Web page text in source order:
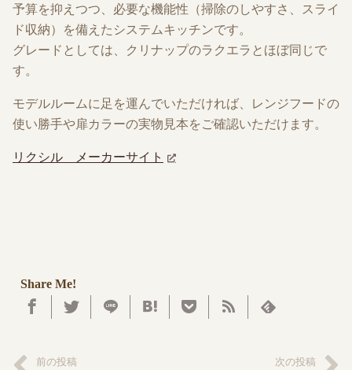
予算を抑えつつ、必要な機能性（掃除のしやすさ、スライ
ド収納）を備えたシステムキッチンです。
グレードとしては、クリナップのラクエラとほぼ同じで
す。
モデルルームに足を運んでいただければ、レンジフードの
使い勝手や扉カラーの実物見本をご確認いただけます。
リクシル メーカーサイト
Share Me!
前の投稿 次の投稿